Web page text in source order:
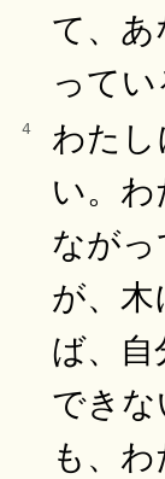
て、
ってい
4
わた
い。
なが
が、
ば、
でき
も、